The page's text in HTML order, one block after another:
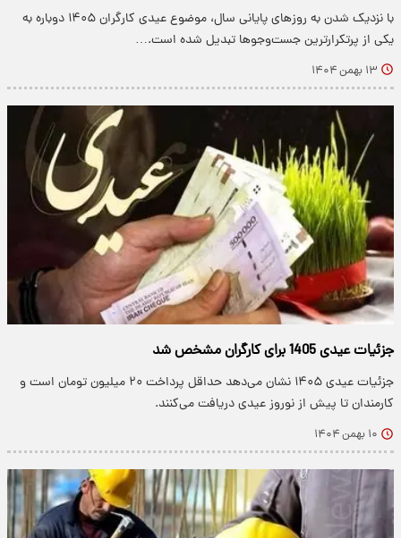
با نزدیک شدن به روزهای پایانی سال، موضوع عیدی کارگران ۱۴۰۵ دوباره به
یکی از پرتکرارترین جست‌وجوها تبدیل شده است.…
۱۳ بهمن ۱۴۰۴
جزئیات عیدی 1405 برای کارگران مشخص شد
جزئیات عیدی ۱۴۰۵ نشان می‌دهد حداقل پرداخت ۲۰ میلیون تومان است و
کارمندان تا پیش از نوروز عیدی دریافت می‌کنند.
۱۰ بهمن ۱۴۰۴